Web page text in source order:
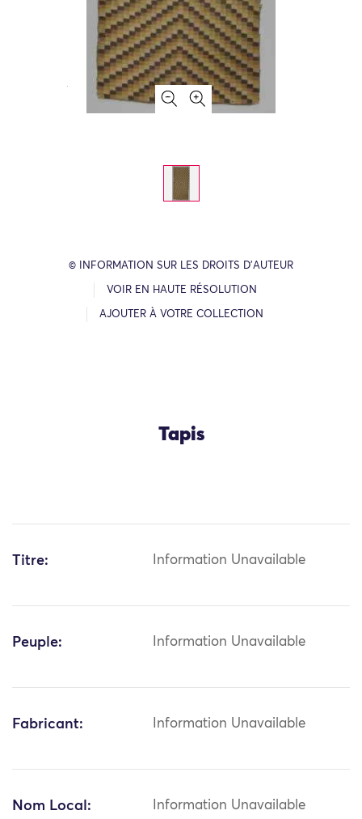
© INFORMATION SUR LES DROITS D’AUTEUR
VOIR EN HAUTE RÉSOLUTION
AJOUTER À VOTRE COLLECTION
Tapis
Titre: Information Unavailable
Peuple: Information Unavailable
Fabricant: Information Unavailable
Nom Local: Information Unavailable